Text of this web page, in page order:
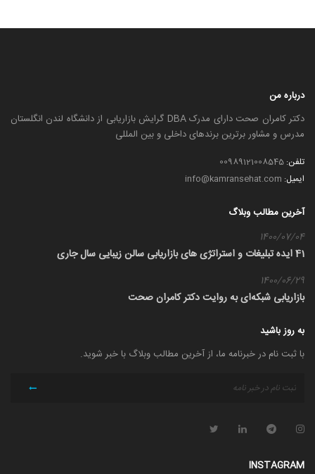
درباره من
دکتر کامران صحت دارای مدرک DBA گرایش بازاریابی از دانشگاه لندن انگلستان
مدرس و مشاور برترین برندهای داخلی و بین المللی
تلفن:
ایمیل:
آخرین مطالب وبلاگ
1400/07/04
41 ایده تبلیغات و استراتژی های بازاریابی سالن زیبایی سال جاری
1400/06/29
بازاریابی شبکه‌ای به روایت دکتر کامران صحت
به روز باشید
با ثبت نام در خبرنامه ما، از آخرین مطالب وبلاگ با خبر شوید.
INSTAGRAM